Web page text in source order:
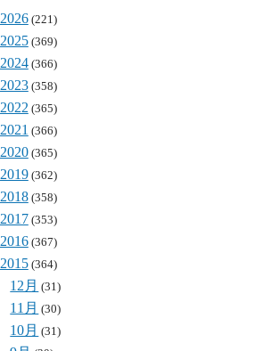
2026(221)
2025(369)
2024(366)
2023(358)
2022(365)
2021 (366)
2020(365)
2019(362)
2018(358)
2017(353)
2016(367)
2015(364)
12月 (31)
11月 (30)
10月 (31)